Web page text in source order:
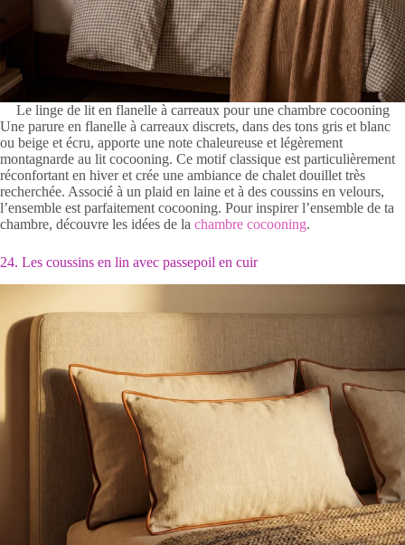
Le linge de lit en flanelle à carreaux pour une chambre cocooning
Une parure en flanelle à carreaux discrets, dans des tons gris et blanc
ou beige et écru, apporte une note chaleureuse et légèrement
montagnarde au lit cocooning. Ce motif classique est particulièrement
réconfortant en hiver et crée une ambiance de chalet douillet très
recherchée. Associé à un plaid en laine et à des coussins en velours,
l’ensemble est parfaitement cocooning. Pour inspirer l’ensemble de ta
chambre, découvre les idées de la chambre cocooning.
24. Les coussins en lin avec passepoil en cuir